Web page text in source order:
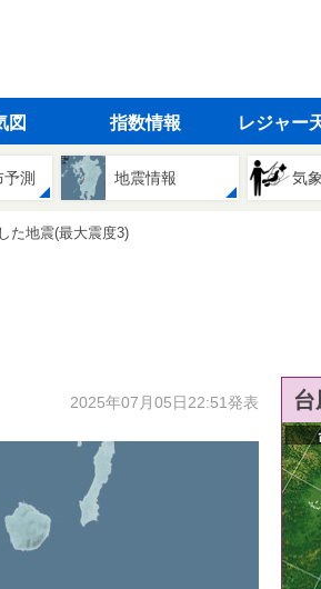
図 指数情報 レジャー
測 地震情報 気
た地震(最大震度3)
2025年07月05日22:51発表